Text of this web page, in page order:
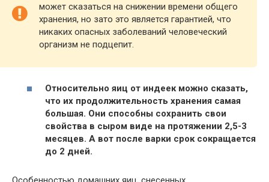
может сказаться на снижении времени общего
хранения, но зато это является гарантией, что
никаких опасных заболеваний человеческий
организм не подцепит.
Относительно яиц от индеек можно сказать,
что их продолжительность хранения самая
большая. Они способны сохранить свои
свойства в сыром виде на протяжении 2,5-3
месяцев. А вот после варки срок сокращается
до 2 дней.